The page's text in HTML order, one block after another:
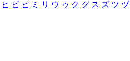
ヒ ビ ピ ミ リ ウ ゥ ク グ ス ズ ツ ヅ